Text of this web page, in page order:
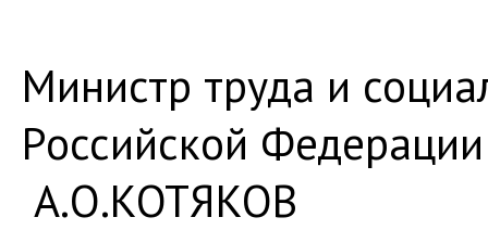
Министр труда и
А.О.КОТЯКОВ